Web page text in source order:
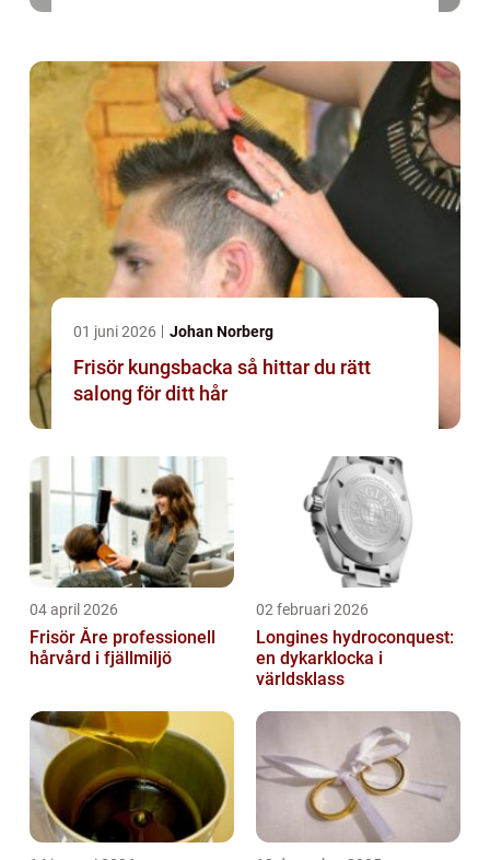
01 juni 2026 Johan Norberg
Frisör kungsbacka så hittar du rätt
salong för ditt hår
04 april 2026
Frisör Åre professionell
hårvård i fjällmiljö
02 februari 2026
Longines hydroconquest:
en dykarklocka i
världsklass